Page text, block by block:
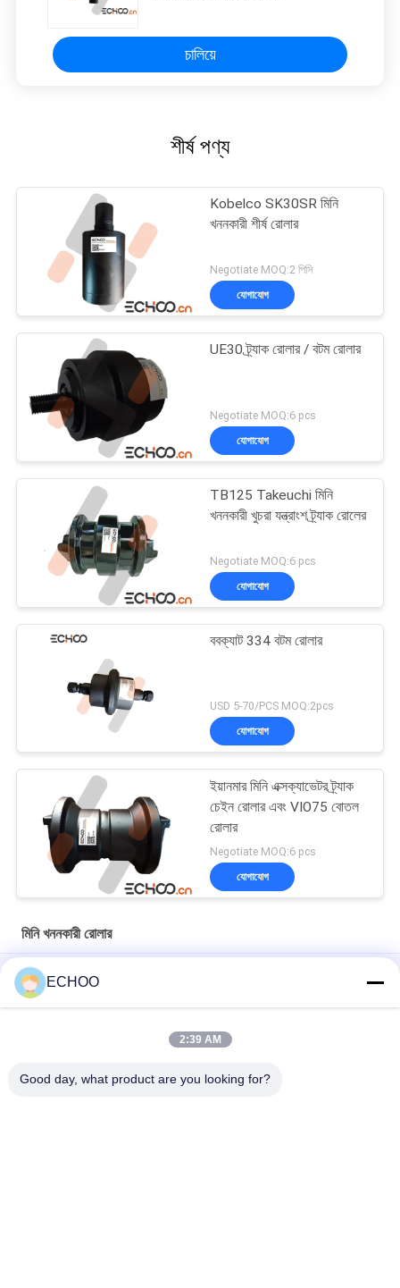
চালিয়ে
শীর্ষ পণ্য
Kobelco SK30SR মিনি
খননকারী শীর্ষ রোলার
Negotiate MOQ:2 পিসি
যোগাযোগ
UE30 ট্র্যাক রোলার / বটম রোলার
Negotiate MOQ:6 pcs
যোগাযোগ
TB125 Takeuchi মিনি
খননকারী খুচরা যন্ত্রাংশ ট্র্যাক রোলের
Negotiate MOQ:6 pcs
যোগাযোগ
ববক্যাট 334 বটম রোলার
USD 5-70/PCS MOQ:2pcs
যোগাযোগ
ইয়ানমার মিনি এক্সক্যাভেটর ট্র্যাক
চেইন রোলার এবং VIO75 বোতল
রোলার
Negotiate MOQ:6 pcs
যোগাযোগ
মিনি খননকারী রোলার
Kubota U50-3 / U55-4 / U45-3 মিনি খননকারী ট্র্যাক রোলার Bottom রোলার
9106672 ট্র্যাক রোলার 9106672 মিনি খননকারী আন্ডারওয়্যার অংশ নীচে রোলার
TB020 ট্র্যাক রোলার টেকুচি পার্টস মিনি ডিগার আন্ডার ক্যারিজ পার্টস নীচে রোলার টেকুচি
ECHOO
2:39 AM
Good day, what product are you looking for?